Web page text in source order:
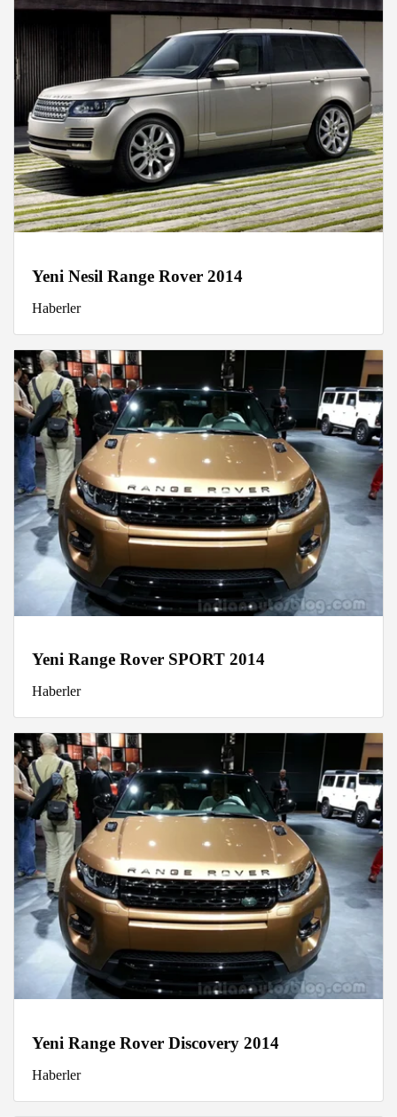
Yeni Nesil Range Rover 2014
Haberler
Yeni Range Rover SPORT 2014
Haberler
Yeni Range Rover Discovery 2014
Haberler